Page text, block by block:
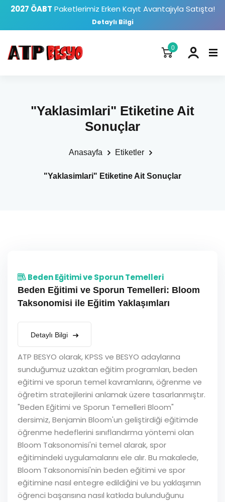
2027 ÖABT Paketlerimiz Erken Kayıt Avantajıyla Satışta!
Detaylı Bilgi
0
"Yaklasimlari" Etiketine Ait
Sonuçlar
Anasayfa Etiketler
"Yaklasimlari" Etiketine Ait Sonuçlar
Beden Eğitimi ve Sporun Temelleri
Beden Eğitimi ve Sporun Temelleri: Bloom
Taksonomisi ile Eğitim Yaklaşımları
Detaylı Bilgi
ATP BESYO olarak, KPSS ve BESYO adaylarına
sunduğumuz uzaktan eğitim programları, beden
eğitimi ve sporun temel kavramlarını, öğrenme ve
öğretim stratejilerini anlamak üzere tasarlanmıştır.
"Beden Eğitimi ve Sporun Temelleri Bloom"
dersimiz, Benjamin Bloom'un geliştirdiği eğitimde
öğrenme hedeflerini sınıflandırma yöntemi olan
Bloom Taksonomisi'ni temel alarak, spor
eğitimindeki uygulamalarını ele alır. Bu makalede,
Bloom Taksonomisi'nin beden eğitimi ve spor
eğitimine nasıl entegre edildiğini ve bu yaklaşımın
öğrenci başarısına nasıl katkıda bulunduğunu